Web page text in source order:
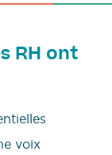
RH ont
voix